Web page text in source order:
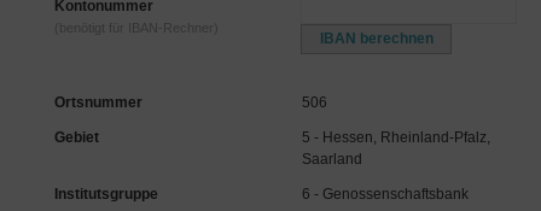
Kontonummer
(benötigt für IBAN-Rechner)
Ortsnummer 506
Gebiet
5 - Hessen, Rheinland-Pfalz,
Saarland
Institutsgruppe 6 - Genossenschaftsbank